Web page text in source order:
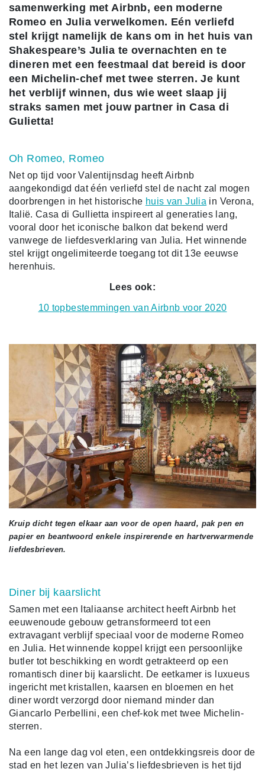
samenwerking met Airbnb, een moderne
Romeo en Julia verwelkomen. Eén verliefd
stel krijgt namelijk de kans om in het huis van
Shakespeare’s Julia te overnachten en te
dineren met een feestmaal dat bereid is door
een Michelin-chef met twee sterren. Je kunt
het verblijf winnen, dus wie weet slaap jij
straks samen met jouw partner in Casa di
Gulietta!
Oh Romeo, Romeo
Net op tijd voor Valentijnsdag heeft Airbnb
aangekondigd dat één verliefd stel de nacht zal mogen
doorbrengen in het historische huis van Julia in Verona,
Italië. Casa di Gullietta inspireert al generaties lang,
vooral door het iconische balkon dat bekend werd
vanwege de liefdesverklaring van Julia. Het winnende
stel krijgt ongelimiteerde toegang tot dit 13e eeuwse
herenhuis.
Lees ook:
10 topbestemmingen van Airbnb voor 2020
Kruip dicht tegen elkaar aan voor de open haard, pak pen en
papier en beantwoord enkele inspirerende en hartverwarmende
liefdesbrieven.
Diner bij kaarslicht
Samen met een Italiaanse architect heeft Airbnb het
eeuwenoude gebouw getransformeerd tot een
extravagant verblijf speciaal voor de moderne Romeo
en Julia. Het winnende koppel krijgt een persoonlijke
butler tot beschikking en wordt getrakteerd op een
romantisch diner bij kaarslicht. De eetkamer is luxueus
ingericht met kristallen, kaarsen en bloemen en het
diner wordt verzorgd door niemand minder dan
Giancarlo Perbellini, een chef-kok met twee Michelin-
sterren.
Na een lange dag vol eten, een ontdekkingsreis door de
stad en het lezen van Julia’s liefdesbrieven is het tijd